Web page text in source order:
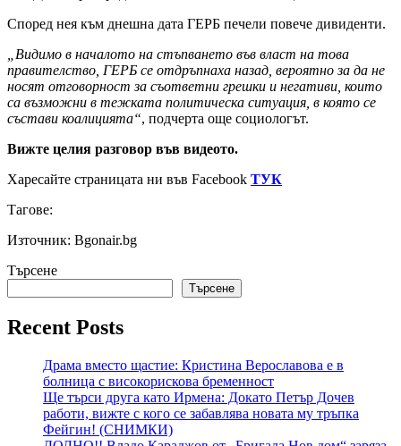
Според нея към днешна дата ГЕРБ печели повече дивиденти.
„Видимо в началото на стъпването във власт на това
правителство, ГЕРБ се отдръпнаха назад, вероятно за да не
носят отговорност за съответни грешки и негативи, които
са възможни в тежката политическа ситуация, в която се
състави коалицията“, подчерта още социологът.
Вижте целия разговор във видеото.
Харесайте страницата ни във Facebook ТУК
Тагове:
Източник: Bgonair.bg
Търсене
Търсене
Recent Posts
Драма вместо щастие: Кристина Верославова е в
болница с високорискова бременност
Ще търси друга като Ирмена: Докато Петър Дочев
работи, вижте с кого се забавлява новата му тръпка
Фейгин! (СНИМКИ)